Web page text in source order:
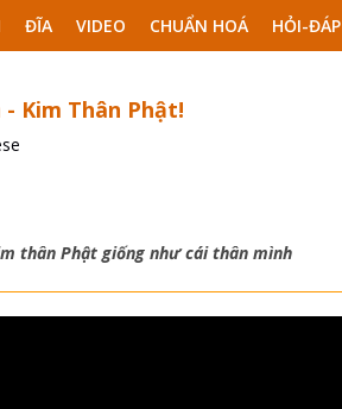
ĐĨA VIDEO CHUẨN HOÁ HỎI-ĐÁP
Kim Thân Phật!
thân Phật giống như cái thân mình